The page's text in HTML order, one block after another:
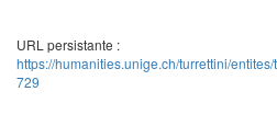
URL persistante :
https://humanities.unige.ch/turrettini/
729